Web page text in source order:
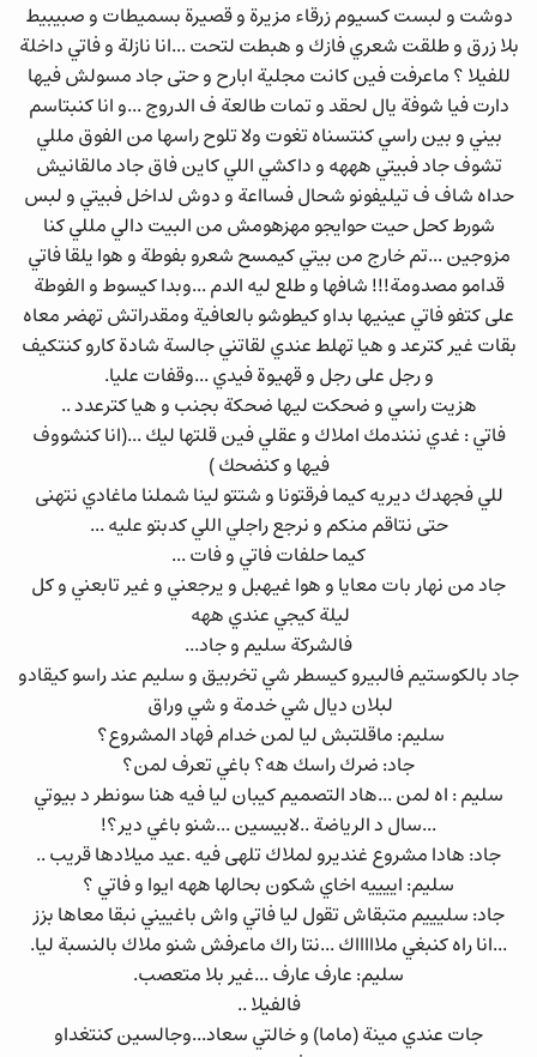
دوشت و لبست كسيوم زرقاء مزيرة و قصيرة بسميطات و صبيبيط
بلا زرق و طلقت شعري فازك و هبطت لتحت ...انا نازلة و فاتي داخلة
للفيلا ؟ ماعرفت فين كانت مجلية ابارح و حتى جاد مسولش فيها
دارت فيا شوفة يال لحقد و تمات طالعة ف الدروج ...و انا كنبتاسم
بيني و بين راسي كنتسناه تغوت ولا تلوح راسها من الفوق مللي
تشوف جاد فبيتي هههه و داكشي اللي كاين فاق جاد مالقانيش
حداه شاف ف تيليفونو شحال فسااعة و دوش لداخل فبيتي و لبس
شورط كحل حيت حوايجو مهزهومش من البيت دالي مللي كنا
مزوجين ...تم خارج من بيتي كيمسح شعرو بفوطة و هوا يلقا فاتي
قدامو مصدومة!!! شافها و طلع ليه الدم ...وبدا كيسوط و الفوطة
على كتفو فاتي عينيها بداو كيطوشو بالعافية ومقدراتش تهضر معاه
بقات غير كترعد و هيا تهلط عندي لقاتني جالسة شادة كارو كنتكيف
و رجل على رجل و قهيوة فيدي ...وقفات عليا.
هزيت راسي و ضحكت ليها ضحكة بجنب و هيا كترعدد ..
فاتي : غدي ننندمك املاك و عقلي فين قلتها ليك ...(انا كنشووف
فيها و كنضحك )
للي فجهدك ديريه كيما فرقتونا و شتتو لينا شملنا ماغادي نتهنى
حتى نتاقم منكم و نرجع راجلي اللي كدبتو عليه ...
كيما حلفات فاتي و فات ...
جاد من نهار بات معايا و هوا غيهبل و يرجعني و غير تابعني و كل
ليلة كيجي عندي ههه
فالشركة سليم و جاد...
جاد بالكوستيم فالبيرو كيسطر شي تخربيق و سليم عند راسو كيقادو
لبلان ديال شي خدمة و شي وراق
سليم: ماقلتبش ليا لمن خدام فهاد المشروع؟
جاد: ضرك راسك هه؟ باغي تعرف لمن؟
سليم : اه لمن ...هاد التصميم كيبان ليا فيه هنا سونطر د بيوتي
...سال د الرياضة ..لابيسين ...شنو باغي دير؟!
جاد: هادا مشروع غنديرو لملاك تلهى فيه .عيد ميلادها قريب ..
سليم: اييييه اخاي شكون بحالها ههه ايوا و فاتي ؟
جاد: سليييم متبقاش تقول ليا فاتي واش باغييني نبقا معاها بزز
...انا راه كنبغي ملاااااك ...نتا راك ماعرفش شنو ملاك بالنسبة ليا.
سليم: عارف عارف ...غير بلا متعصب.
فالفيلا ..
جات عندي مينة (ماما) و خالتي سعاد...وجالسين كنتغداو